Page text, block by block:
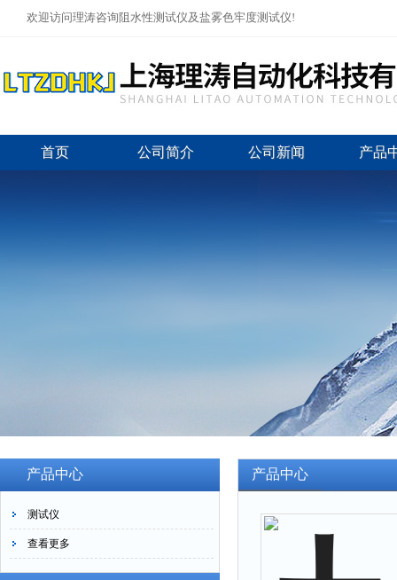
欢迎访问理涛咨询阻水性测试仪及盐雾色牢度测试仪!
首页 公司简介 公司新闻 产品
产品中心
测试仪
查看更多
产品中心